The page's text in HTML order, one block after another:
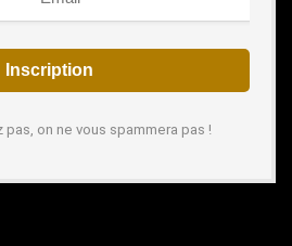
on ne vous spammera pas !